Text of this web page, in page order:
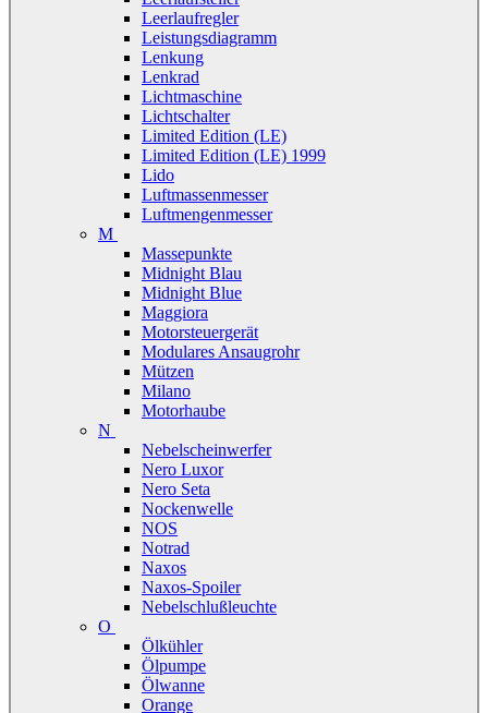
Leerlaufregler
Leistungsdiagramm
Lenkung
Lenkrad
Lichtmaschine
Lichtschalter
Limited Edition (LE)
Limited Edition (LE) 1999
Lido
Luftmassenmesser
Luftmengenmesser
M
Massepunkte
Midnight Blau
Midnight Blue
Maggiora
Motorsteuergerät
Modulares Ansaugrohr
Mützen
Milano
Motorhaube
N
Nebelscheinwerfer
Nero Luxor
Nero Seta
Nockenwelle
NOS
Notrad
Naxos
Naxos-Spoiler
Nebelschlußleuchte
O
Ölkühler
Ölpumpe
Ölwanne
Orange